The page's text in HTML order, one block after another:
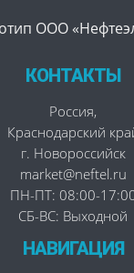
КОНТАКТЫ
Россия,
Краснодарский
г. Новороссийск
market@neftel.ru
ПН-ПТ: 08:00-
СБ-ВС: Выходной
НАВИГАЦИЯ